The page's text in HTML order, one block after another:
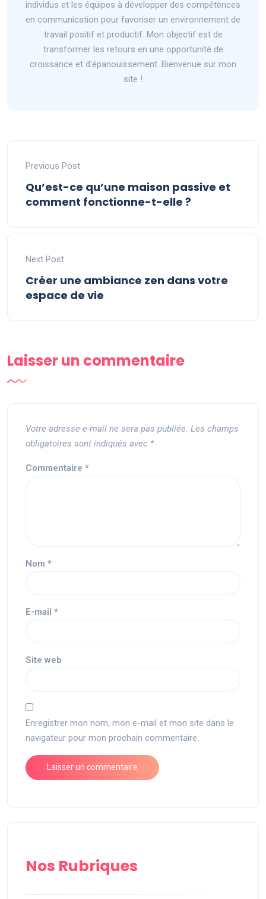
individus et les équipes à développer des compétences
en communication pour favoriser un environnement de
travail positif et productif. Mon objectif est de
transformer les retours en une opportunité de
croissance et d'épanouissement. Bienvenue sur mon
site !
Previous Post
Qu’est-ce qu’une maison passive et
comment fonctionne-t-elle ?
Next Post
Créer une ambiance zen dans votre
espace de vie
Laisser un commentaire
Votre adresse e-mail ne sera pas publiée. Les champs
obligatoires sont indiqués avec *
Commentaire *
Nom *
E-mail *
Site web
Enregistrer mon nom, mon e-mail et mon site dans le
navigateur pour mon prochain commentaire.
Nos Rubriques